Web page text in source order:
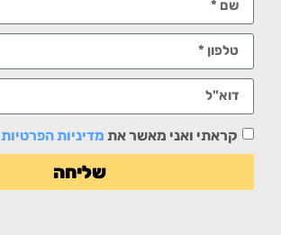
קראתי ואני מאשר את מדיניות הפרטיות
שליחה